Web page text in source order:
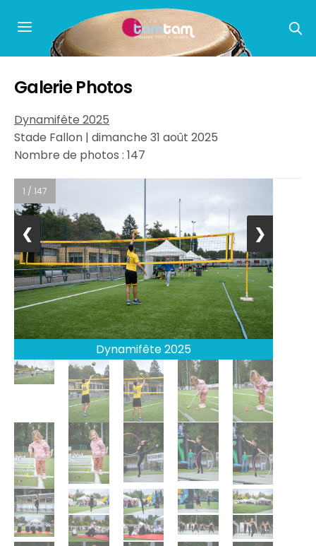
Galerie Photos
Dynamifête 2025
Stade Fallon | dimanche 31 août 2025
Nombre de photos : 147
1 / 147
❮ ❯
Dynamifête 2025